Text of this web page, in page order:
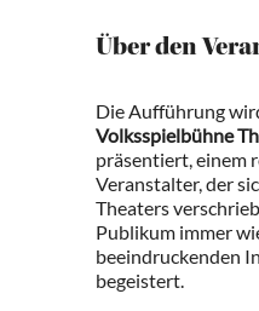
Über den
Die Aufführung
Volksspielbühne
präsentiert, einem
Veranstalter, der
Theaters
Publikum immer
beeindruckenden
begeistert.